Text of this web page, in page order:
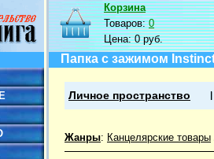
Корзина
Товаров:0
Цена:0 руб.
Папка c зажимом
Личное пространство
Жанры: Канцелярские товары